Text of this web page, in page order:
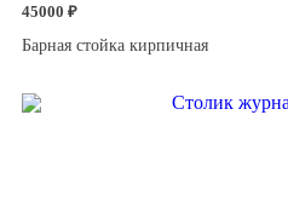
45000 ₽
Барная стойка кирпичная